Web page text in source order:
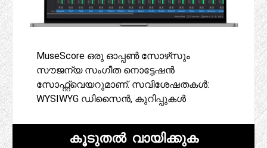
MuseScore ഒരു ഓപ്പൺ സോഴ്‌സും
സൗജന്യ സംഗീത നൊട്ടേഷൻ
സോഫ്റ്റ്‌വെയറുമാണ്. സവിശേഷതകൾ:
WYSIWYG ഡിസൈൻ, കുറിപ്പുകൾ
കൂടുതൽ വായിക്കുക